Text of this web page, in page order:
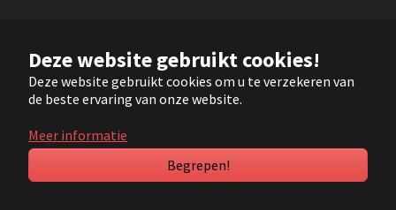
Deze website gebruikt cookies!
Deze website gebruikt cookies om u te verzekeren van
de beste ervaring van onze website.
Meer informatie
Begrepen!